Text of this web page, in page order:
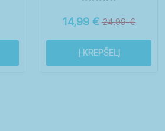
24,99€
14,99 €
Į KREPŠELĮ